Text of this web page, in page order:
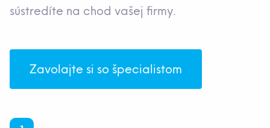
sústredíte na chod vašej firmy.
Zavolajte si so špecialistom